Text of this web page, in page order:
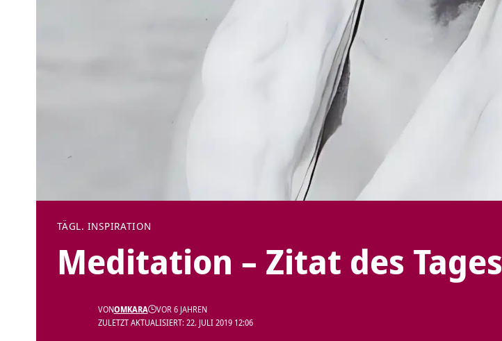
TÄGL. INSPIRATION
Meditation – Zitat des Tages
ZULETZT AKTUALISIERT: 22. JULI 2019 12:06
VONOMKARA VOR 6 JAHREN